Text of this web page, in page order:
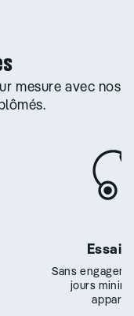
mesure avec nos
Essai
Sans
jours